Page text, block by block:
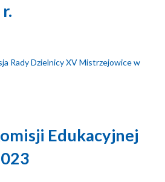
Rady Dzielnicy XV Mistrzejowice w
Edukacyjnej